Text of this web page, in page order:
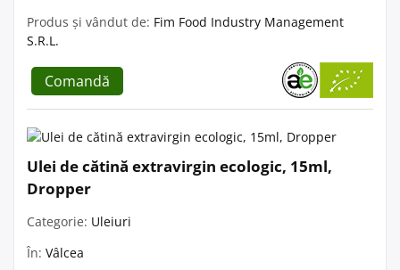
Produs și vândut de: Fim Food Industry Management
S.R.L.
Comandă
Ulei de cătină extravirgin ecologic, 15ml,
Dropper
Categorie: Uleiuri
În: Vâlcea